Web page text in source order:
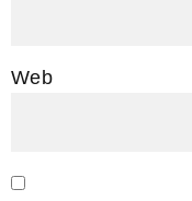
Web